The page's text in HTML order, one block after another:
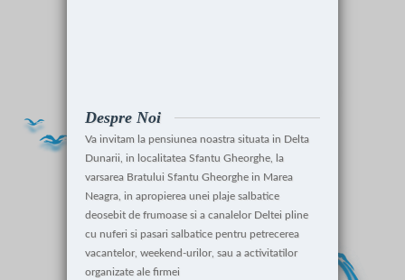
Despre Noi
Va invitam la pensiunea noastra situata in Delta
Dunarii, in localitatea Sfantu Gheorghe, la
varsarea Bratului Sfantu Gheorghe in Marea
Neagra, in apropierea unei plaje salbatice
deosebit de frumoase si a canalelor Deltei pline
cu nuferi si pasari salbatice pentru petrecerea
vacantelor, weekend-urilor, sau a activitatilor
organizate ale firmei